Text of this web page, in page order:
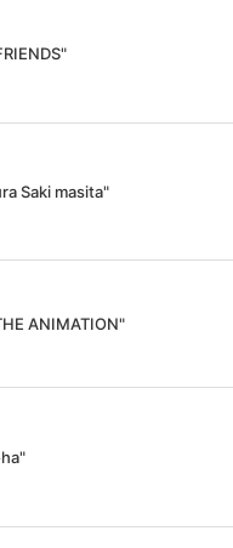
Saki masita"
ANIMATION"